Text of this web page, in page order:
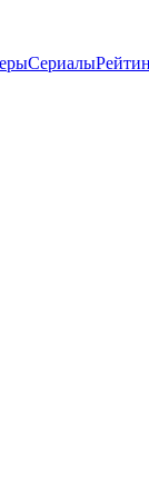
Сериалы